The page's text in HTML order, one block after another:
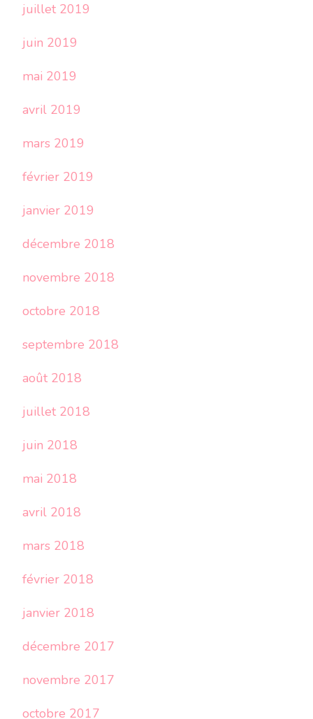
juillet 2019
juin 2019
mai 2019
avril 2019
mars 2019
février 2019
janvier 2019
décembre 2018
novembre 2018
octobre 2018
septembre 2018
août 2018
juillet 2018
juin 2018
mai 2018
avril 2018
mars 2018
février 2018
janvier 2018
décembre 2017
novembre 2017
octobre 2017